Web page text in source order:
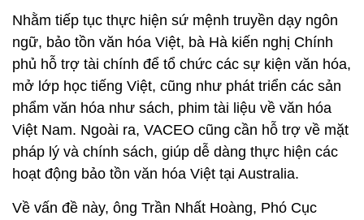
Nhằm tiếp tục thực hiện sứ mệnh truyền dạy ngôn
ngữ, bảo tồn văn hóa Việt, bà Hà kiến nghị Chính
phủ hỗ trợ tài chính để tổ chức các sự kiện văn hóa,
mở lớp học tiếng Việt, cũng như phát triển các sản
phẩm văn hóa như sách, phim tài liệu về văn hóa
Việt Nam. Ngoài ra, VACEO cũng cần hỗ trợ về mặt
pháp lý và chính sách, giúp dễ dàng thực hiện các
hoạt động bảo tồn văn hóa Việt tại Australia.
Về vấn đề này, ông Trần Nhất Hoàng, Phó Cục